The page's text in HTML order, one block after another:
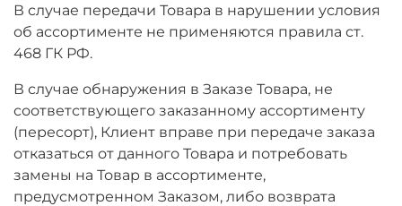
В случае передачи Товара в нарушении условия
об ассортименте не применяются правила ст.
468 ГК РФ.
В случае обнаружения в Заказе Товара, не
соответствующего заказанному ассортименту
(пересорт), Клиент вправе при передаче заказа
отказаться от данного Товара и потребовать
замены на Товар в ассортименте,
предусмотренном Заказом, либо возврата